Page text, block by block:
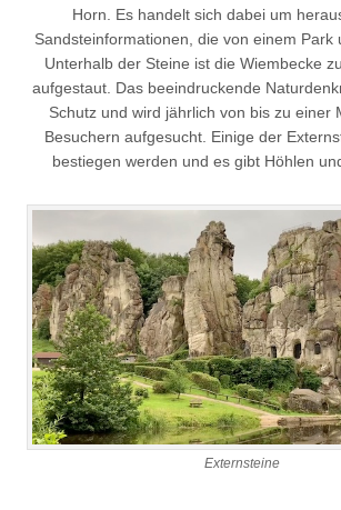
Horn. Es handelt sich dabei um
Sandsteinformationen, die von einem Park
Unterhalb der Steine ist die Wiembecke
aufgestaut. Das beeindruckende
Schutz und wird jährlich von bis zu einer
Besuchern aufgesucht. Einige der
bestiegen werden und es gibt Höhlen
Externsteine